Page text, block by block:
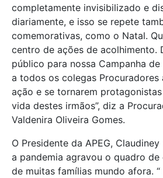
completamente invisibilizado e
diariamente, e isso se repete
comemorativas, como o Natal.
centro de ações de acolhimento.
público para nossa Campanha
a todos os colegas Procuradores
ação e se tornarem
vida destes irmãos”, diz a
Valdenira Oliveira Gomes.
O Presidente da APEG,
a pandemia agravou o quadro
de muitas famílias mundo afora.